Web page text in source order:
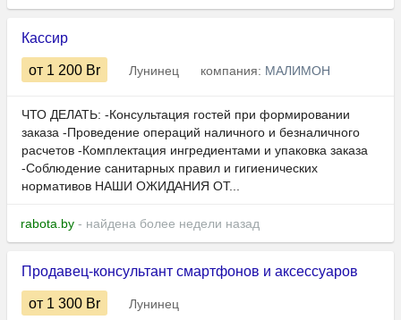
Кассир
от 1 200 Br Лунинец компания: МАЛИМОН
ЧТО ДЕЛАТЬ: -Консультация гостей при формировании
заказа -Проведение операций наличного и безналичного
расчетов -Комплектация ингредиентами и упаковка заказа
-Соблюдение санитарных правил и гигиенических
нормативов НАШИ ОЖИДАНИЯ ОТ...
rabota.by - найдена более недели назад
Продавец-консультант смартфонов и аксессуаров
от 1 300 Br
Лунинец